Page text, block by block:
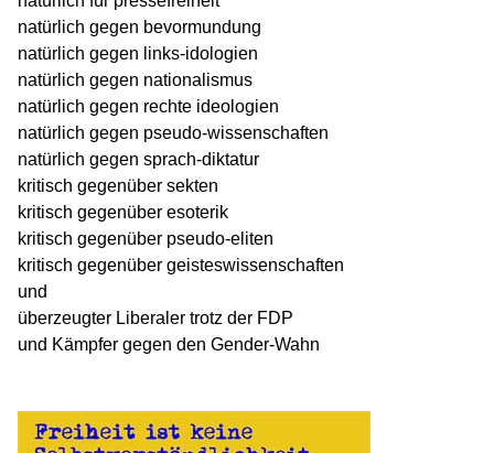
natürlich gegen bevormundung
natürlich gegen links-idologien
natürlich gegen nationalismus
natürlich gegen rechte ideologien
natürlich gegen pseudo-wissenschaften
natürlich gegen sprach-diktatur
kritisch gegenüber sekten
kritisch gegenüber esoterik
kritisch gegenüber pseudo-eliten
kritisch gegenüber geisteswissenschaften
und
überzeugter Liberaler trotz der FDP
und Kämpfer gegen den Gender-Wahn